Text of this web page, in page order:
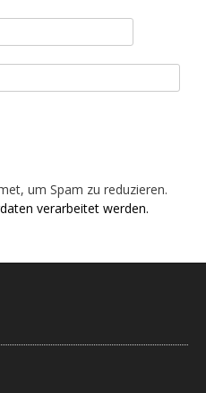
um Spam zu reduzieren.
verarbeitet werden.